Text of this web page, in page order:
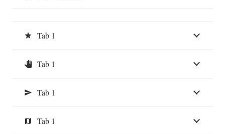
star Tab 1
pan_tool Tab 1
send Tab 1
map Tab 1